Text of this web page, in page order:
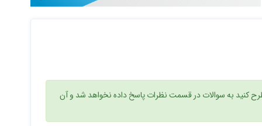
کنید به سوالات در قسمت نظرات پاسخ داده نخواهد شد و آن